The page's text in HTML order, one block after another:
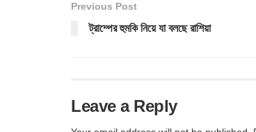
Previous Post
ট্রাম্পের হুমকি নিয়ে যা বলছে রাশিয়া
Leave a Reply